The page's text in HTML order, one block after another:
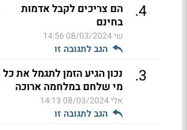
4
.
הם צריכים לקבל אדמות
בחינם
שי08/03/2024 14:56
הגב לתגובה זו
3
.
נכון הגיע הזמן לתגמל את כל
מי שלחם במלחמה ארוכה
אלי08/03/2024 14:13
הגב לתגובה זו